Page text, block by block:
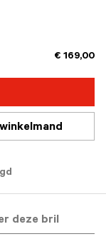
€ 169,00
deze bril